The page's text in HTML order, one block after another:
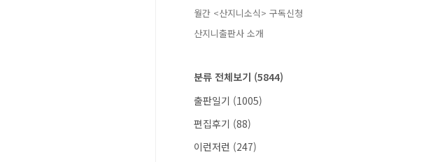
월간 <산지니소식> 구독신청
산지니출판사 소개
분류 전체보기 (5844)
출판일기 (1005)
편집후기 (88)
이런저런 (247)